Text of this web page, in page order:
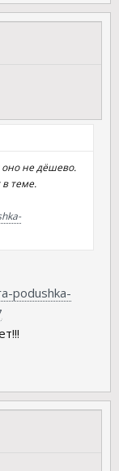
оно не дёшево.
теме.
podushka-